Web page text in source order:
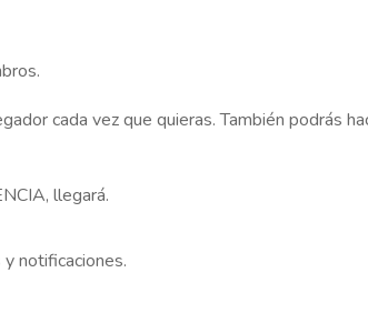
cada vez que quieras. También podrás
llegará.
notificaciones.